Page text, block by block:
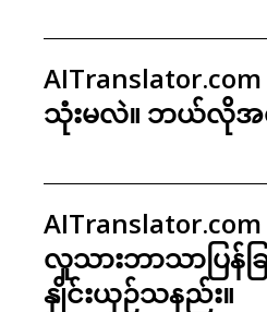
သုံးမလဲ။ ဘယ်လို
လူသားဘာသာပြန်
နှိုင်းယှဉ်သနည်း။